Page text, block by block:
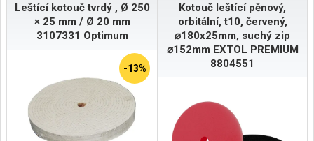
Leštící kotouč tvrdý , Ø 250
× 25 mm / Ø 20 mm
3107331 Optimum
-13%
Kotouč leštící pěnový,
orbitální, t10, červený,
⌀180x25mm, suchý zip
⌀152mm EXTOL PREMIUM
8804551